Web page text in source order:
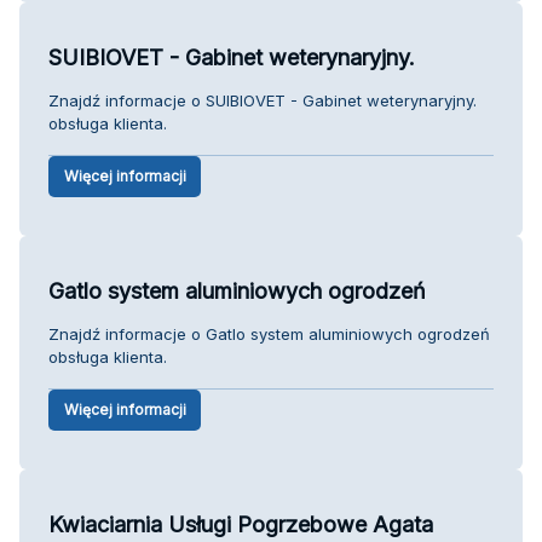
SUIBIOVET - Gabinet weterynaryjny.
Znajdź informacje o SUIBIOVET - Gabinet weterynaryjny.
obsługa klienta.
Więcej informacji
Gatlo system aluminiowych ogrodzeń
Znajdź informacje o Gatlo system aluminiowych ogrodzeń
obsługa klienta.
Więcej informacji
Kwiaciarnia Usługi Pogrzebowe Agata